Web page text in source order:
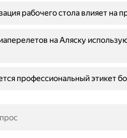
рабочего стола влияет на
на Аляску
профессиональный этикет